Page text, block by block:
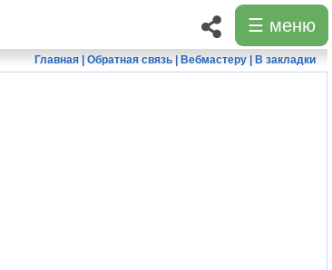
☰ меню
Главная| Обратная связь| Вебмастеру| В закладки